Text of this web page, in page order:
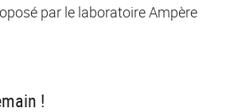
par le laboratoire Ampère
!